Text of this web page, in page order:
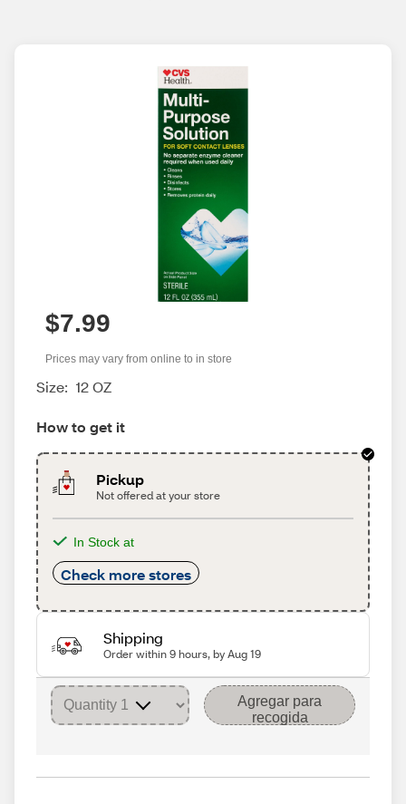
$7.99
Prices may vary from online to in store
Size: 12 OZ
How to get it
Pickup
Not offered at your store
In Stock at
Check more stores
Shipping
Order within 9 hours, by Aug 19
Agregar para
recogida